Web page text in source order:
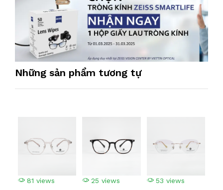
Những sản phẩm tương tự
81 views
25 views
53 views